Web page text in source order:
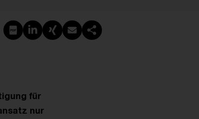
PDF erstellen
Auf LinkedIn teilen
Auf Xing teilen
Per E-Mail teilen
Link kopieren
für
nur